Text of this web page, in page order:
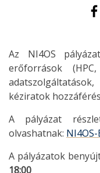
Az NI4OS
erőforrások
kéziratok
A pályázat
olvashatnak:
A pályázatok
18:00